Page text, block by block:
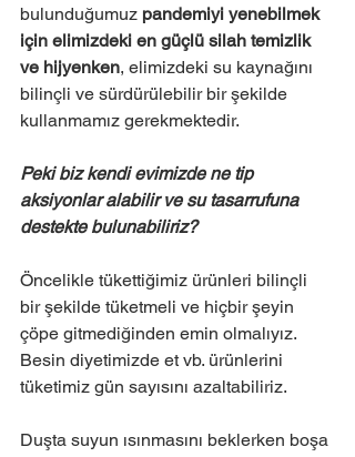
bulunduğumuz pandemiyi yenebilmek
için elimizdeki en güçlü silah temizlik
ve hijyenken, elimizdeki su kaynağını
bilinçli ve sürdürülebilir bir şekilde
kullanmamız gerekmektedir.
Peki biz kendi evimizde ne tip
aksiyonlar alabilir ve su tasarrufuna
destekte bulunabiliriz?
Öncelikle tükettiğimiz ürünleri bilinçli
bir şekilde tüketmeli ve hiçbir şeyin
çöpe gitmediğinden emin olmalıyız.
Besin diyetimizde et vb. ürünlerini
tüketimiz gün sayısını azaltabiliriz.
Duşta suyun ısınmasını beklerken boşa